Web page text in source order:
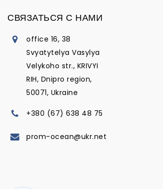
СВЯЗАТЬСЯ С НАМИ
office 16, 38
Svyatytelya Vasylya
Velykoho str., KRIVYI
RIH, Dnipro region,
50071, Ukraine
+380 (67) 638 48 75
prom-ocean@ukr.net